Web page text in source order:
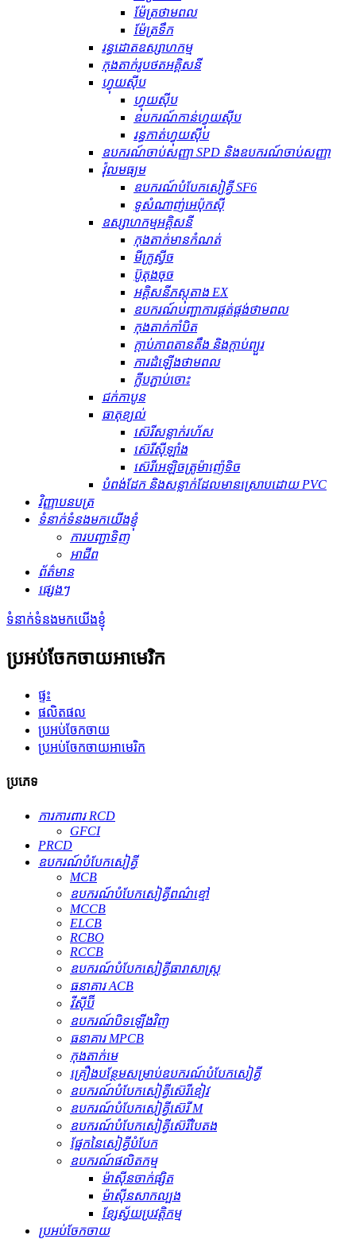
ម៉ែត្រថាមពល
ម៉ែត្រទឹក
រន្ធដោតឧស្សាហកម្ម
កុងតាក់រូបថតអគ្គិសនី
ហ្វុយស៊ីប
ហ្វុយស៊ីប
ឧបករណ៍​កាន់​ហ្វុយស៊ីប
រន្ធ​កាត់​ហ្វុយស៊ីប
ឧបករណ៍ចាប់សញ្ញា SPD និងឧបករណ៍ចាប់សញ្ញា
វ៉ុលមធ្យម
ឧបករណ៍បំបែកសៀគ្វី SF6
ទូសំណាញ់អេប៉ុកស៊ី
ឧស្សាហកម្មអគ្គិសនី
កុងតាក់មានកំណត់
មីក្រូស្វីច
ប៊ូតុងចុច
អគ្គិសនីភស្តុតាង EX
ឧបករណ៍បញ្ជាការផ្គត់ផ្គង់ថាមពល
កុងតាក់កាំបិត
ក្ដាប់ភាពតានតឹង និងក្ដាប់ព្យួរ
ការដំឡើងថាមពល
ក្លីបភ្ជាប់ចោះ
ជក់កាបូន
ធាតុ​ខ្យល់
ស៊េរីសន្លាក់រហ័ស
ស៊េរីស៊ីឡាំង
ស៊េរីអេឡិចត្រូម៉ាញ៉េទិច
បំពង់ដែក និងសន្លាក់ដែលមានស្រោបដោយ PVC
វិញ្ញាបនបត្រ
ទំនាក់ទំនងមកយើងខ្ញុំ
ការបញ្ជាទិញ
អាជីព
ព័ត៌មាន
ផ្សេងៗ
ទំនាក់ទំនងមកយើងខ្ញុំ
ប្រអប់ចែកចាយអាមេរិក
ផ្ទះ
ផលិតផល
ប្រអប់ចែកចាយ
ប្រអប់ចែកចាយអាមេរិក
ប្រភេទ
ការការពារ RCD
GFCI
PRCD
ឧបករណ៍​បំបែក​សៀគ្វី
MCB
ឧបករណ៍បំបែកសៀគ្វីពណ៌ខ្មៅ
MCCB
ELCB
RCBO
RCCB
ឧបករណ៍បំបែកសៀគ្វីធារាសាស្ត្រ
ធនាគារ ACB
វីស៊ីប៊ី
ឧបករណ៍បិទឡើងវិញ
ធនាគារ MPCB
កុងតាក់មេ
គ្រឿងបន្ថែមសម្រាប់ឧបករណ៍បំបែកសៀគ្វី
ឧបករណ៍បំបែកសៀគ្វីស៊េរីខៀវ
ឧបករណ៍បំបែកសៀគ្វីស៊េរី M
ឧបករណ៍បំបែកសៀគ្វីស៊េរីបៃតង
ផ្នែកនៃសៀគ្វីបំបែក
ឧបករណ៍ផលិតកម្ម
ម៉ាស៊ីនចាក់ផ្សិត
ម៉ាស៊ីនសាកល្បង
ខ្សែស្វ័យប្រវត្តិកម្ម
ប្រអប់ចែកចាយ